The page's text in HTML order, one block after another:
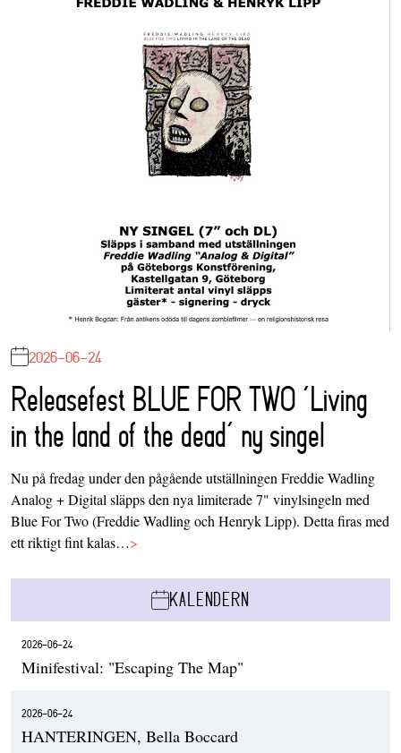
2026-06-24
Releasefest BLUE FOR TWO ‘Living
in the land of the dead’ ny singel
Nu på fredag under den pågående utställningen Freddie Wadling
Analog + Digital släpps den nya limiterade 7" vinylsingeln med
Blue For Two (Freddie Wadling och Henryk Lipp). Detta firas med
ett riktigt fint kalas…>
KALENDERN
2026-06-24
Minifestival: "Escaping The Map"
2026-06-24
HANTERINGEN, Bella Boccard